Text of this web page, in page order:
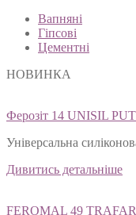
Вапняні
Гіпсові
Цементні
НОВИНКА
Ферозіт 14 UNISIL
Універсальна
Дивитись детальніше
FEROMAL 49